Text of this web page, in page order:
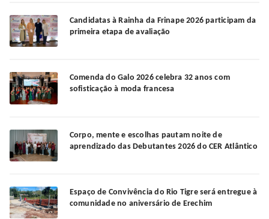
Candidatas à Rainha da Frinape 2026 participam da
primeira etapa de avaliação
Comenda do Galo 2026 celebra 32 anos com
sofisticação à moda francesa
Corpo, mente e escolhas pautam noite de
aprendizado das Debutantes 2026 do CER Atlântico
Espaço de Convivência do Rio Tigre será entregue à
comunidade no aniversário de Erechim